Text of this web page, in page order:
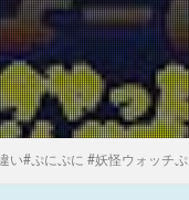
い#ぷにぷに #妖怪ウォッチ